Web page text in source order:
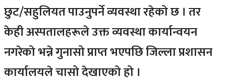
छुट/सहुलियत पाउनुपर्ने व्यवस्था रहेको छ । तर
केही अस्पतालहरूले उक्त व्यवस्था कार्यान्वयन
नगरेको भन्ने गुनासो प्राप्त भएपछि जिल्ला प्रशासन
कार्यालयले चासो देखाएको हो ।